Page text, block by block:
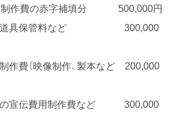
制作費の赤字補填分 500,000円
の道具保管料など 300,000
作費（映像制作、製本など 200,000
の宣伝費用制作費など 300,000